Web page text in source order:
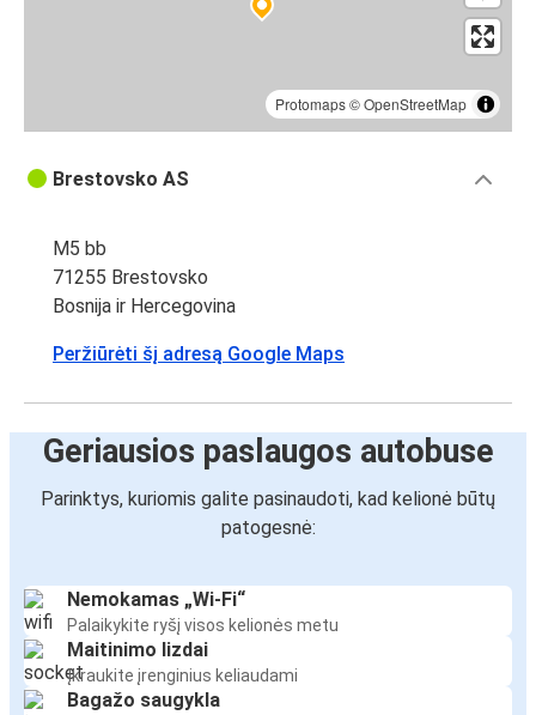
Protomaps©OpenStreetMap
Brestovsko AS
M5 bb
71255 Brestovsko
Bosnija ir Hercegovina
Peržiūrėti šį adresą Google Maps
Geriausios paslaugos autobuse
Parinktys, kuriomis galite pasinaudoti, kad kelionė būtų
patogesnė:
Nemokamas „Wi-Fi“
Palaikykite ryšį visos kelionės metu
Maitinimo lizdai
Įkraukite įrenginius keliaudami
Bagažo saugykla